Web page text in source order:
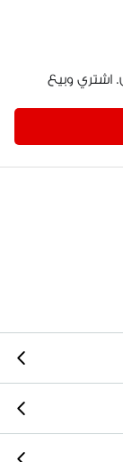
وبيع